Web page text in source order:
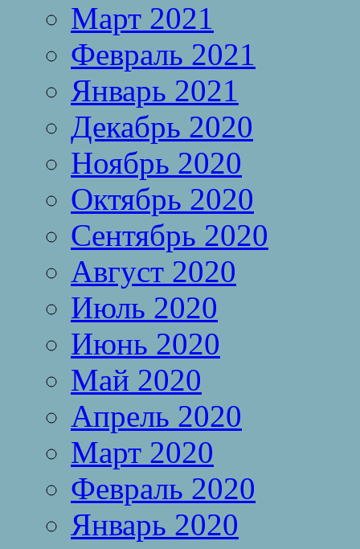
Март 2021
Февраль 2021
Январь 2021
Декабрь 2020
Ноябрь 2020
Октябрь 2020
Сентябрь 2020
Август 2020
Июль 2020
Июнь 2020
Май 2020
Апрель 2020
Март 2020
Февраль 2020
Январь 2020